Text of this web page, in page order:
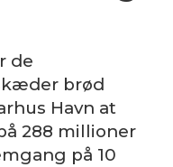
de
brød
Havn at
288 millioner
på 10